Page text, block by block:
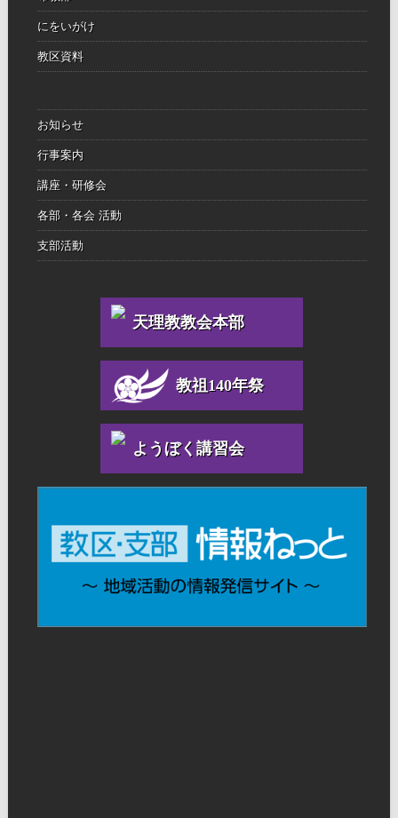
にをいがけ
教区資料
お知らせ
行事案内
講座・研修会
各部・各会 活動
支部活動
天理教教会本部
教祖140年祭
ようぼく講習会